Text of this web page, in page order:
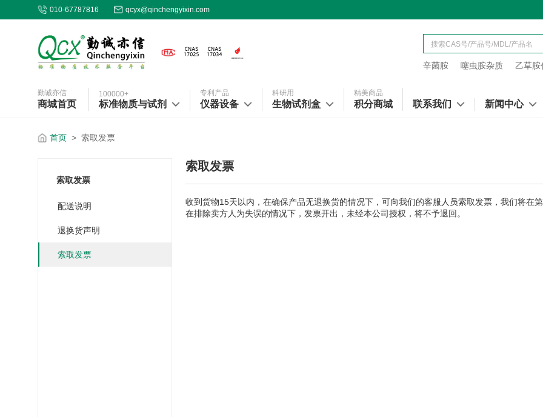
010-67787816 qcyx@qinchengyixin.com
辛菌胺 噻虫胺杂质 乙草胺
勤诚亦信
商城首页
100000+
标准物质与试剂
专利产品
仪器设备
科研用
生物试剂盒
精美商品
积分商城 联系我们 新闻中心
首页 > 索取发票
索取发票
配送说明
退换货声明
索取发票
索取发票
收到货物15天以内，在确保产品无退换货的情况下，可向我们的客服人员索取发票，我们将在
在排除卖方人为失误的情况下，发票开出，未经本公司授权，将不予退回。